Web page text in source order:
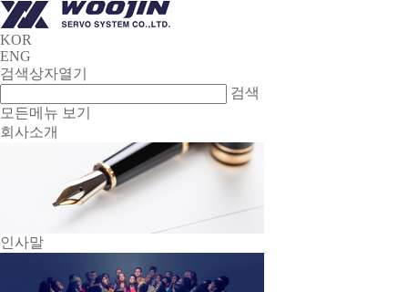
KOR
ENG
검색상자열기
검색
모든메뉴 보기
회사소개
인사말